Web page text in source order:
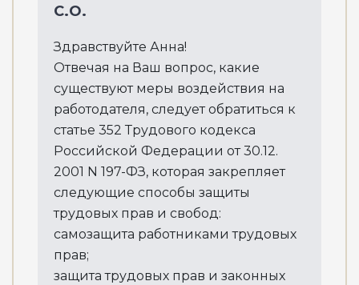
С.О.
Здравствуйте Анна!
Отвечая на Ваш вопрос, какие
существуют меры воздействия на
работодателя, следует обратиться к
статье 352 Трудового кодекса
Российской Федерации от 30.12.
2001 N 197-ФЗ, которая закрепляет
следующие способы защиты
трудовых прав и свобод:
самозащита работниками трудовых
прав;
защита трудовых прав и законных